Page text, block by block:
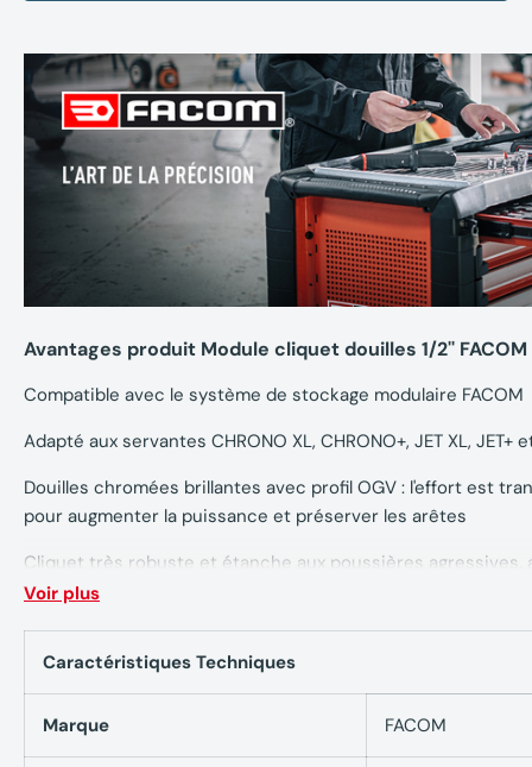
Avantages produit Module cliquet douilles 1/2'' FACOM
Compatible avec le système de stockage modulaire FACOM
Adapté aux servantes CHRONO XL, CHRONO+, JET XL, JET+
Douilles chromées brillantes avec profil OGV : l'effort est
pour augmenter la puissance et préserver les arêtes
Cliquet très robuste et étanche aux poussières agressives,
à la poignée ergonomique
Avec rallonges et cardan pour faciliter les serrages dans
Caractéristiques techniques Module cliquet douilles 1/
Contient :
Voir plus
Caractéristiques Techniques
Marque FACOM